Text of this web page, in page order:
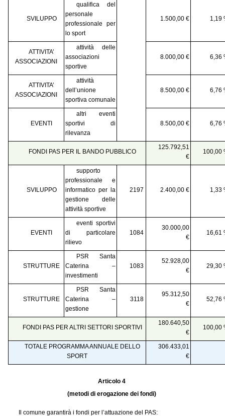
SVILUPPO
qualifica del
personale
professionale per
lo sport
1.500,00 € 1,19
ATTIVITA’
ASSOCIAZIONI
attività delle
associazioni
sportive
8.000,00 € 6,36
ATTIVITA’
ASSOCIAZIONI
attività
dell’unione
sportiva comunale
8.500,00 € 6,76
EVENTI
altri eventi
sportivi di
rilevanza
8.500,00 € 6,76
FONDI PAS PER IL BANDO PUBBLICO
125.792,51
€
100,00
SVILUPPO
supporto
professionale e
informatico per la
gestione delle
attività sportive
2197 2.400,00 € 1,33
EVENTI
eventi sportivi
di particolare
rilievo
1084
30.000,00
€
16,61
STRUTTURE
PSR Santa
Caterina –
investimenti
1083
52.928,00
€
29,30
STRUTTURE
PSR Santa
Caterina –
gestione
3118
95.312,50
€
52,76
FONDI PAS PER ALTRI SETTORI SPORTIVI
180.640,50
€
100,00
TOTALE PROGRAMMA ANNUALE DELLO
SPORT
306.433,01
€
Articolo 4
(metodi di erogazione dei fondi)
Il comune garantirà i fondi per l’attuazione del PAS: